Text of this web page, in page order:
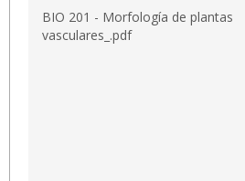
BIO 201 - Morfología de plantas
vasculares_.pdf